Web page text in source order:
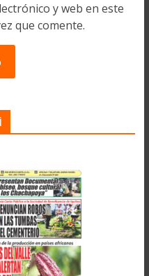
y web en este
que comente.